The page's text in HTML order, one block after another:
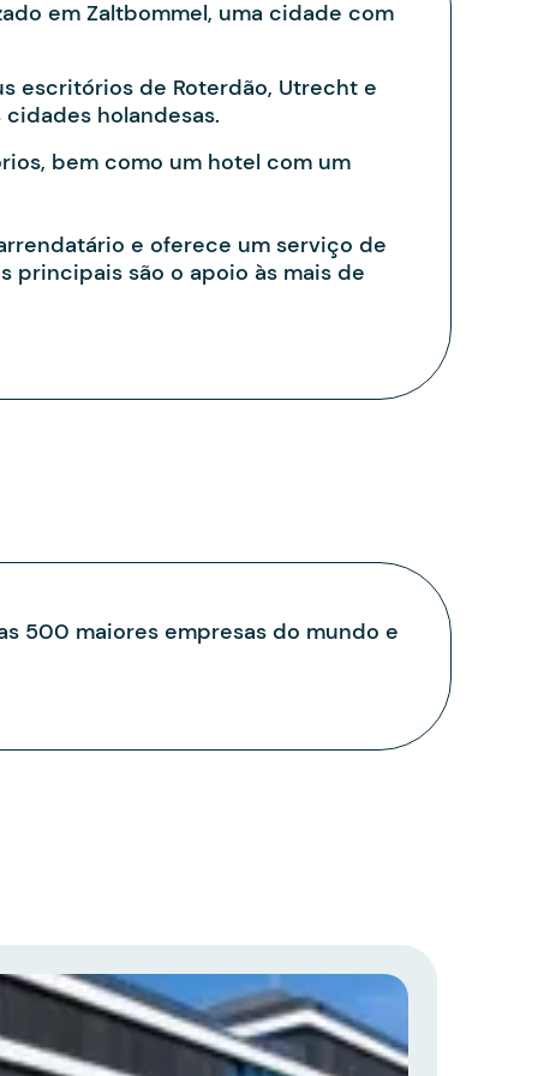
em Zaltbommel, uma cidade com
escritórios de Roterdão, Utrecht e
holandesas.
bem como um hotel com um
e oferece um serviço de
principais são o apoio às mais de
500 maiores empresas do mundo e